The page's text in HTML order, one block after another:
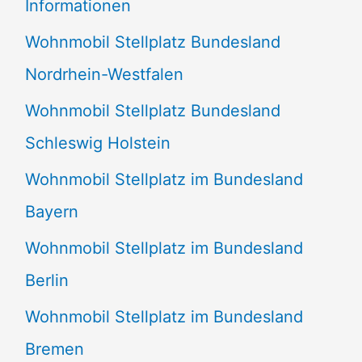
n
n
a
c
h
:
Informationen
Wohnmobil Stellplatz Bundesland
Nordrhein-Westfalen
Wohnmobil Stellplatz Bundesland
Schleswig Holstein
Wohnmobil Stellplatz im Bundesland
Bayern
Wohnmobil Stellplatz im Bundesland
Berlin
Wohnmobil Stellplatz im Bundesland
Bremen